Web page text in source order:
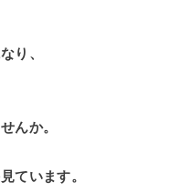
り、
んか。
ています。